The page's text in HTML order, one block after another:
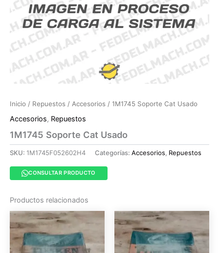
Inicio / Repuestos / Accesorios / 1M1745 Soporte Cat Usado
Accesorios, Repuestos
1M1745 Soporte Cat Usado
SKU: 1M1745F052602H4 Categorías: Accesorios, Repuestos
CONSULTAR PRODUCTO
Productos relacionados